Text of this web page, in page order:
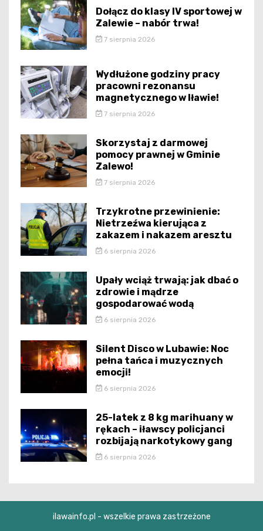
Dołącz do klasy IV sportowej w
Zalewie – nabór trwa!
7 sierpnia 2026
Wydłużone godziny pracy
pracowni rezonansu
magnetycznego w Iławie!
7 sierpnia 2026
Skorzystaj z darmowej
pomocy prawnej w Gminie
Zalewo!
7 sierpnia 2026
Trzykrotne przewinienie:
Nietrzeźwa kierująca z
zakazem i nakazem aresztu
6 sierpnia 2026
Upały wciąż trwają: jak dbać o
zdrowie i mądrze
gospodarować wodą
6 sierpnia 2026
Silent Disco w Lubawie: Noc
pełna tańca i muzycznych
emocji!
6 sierpnia 2026
25-latek z 8 kg marihuany w
rękach – iławscy policjanci
rozbijają narkotykowy gang
6 sierpnia 2026
ilawainfo.pl - wszelkie prawa zastrzeżone